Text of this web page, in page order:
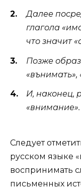
Далее
глагола
что значит
Позже
«вънимать»,
И, наконец,
«внимание».
Следует
русском языке
воспринимать
письменных